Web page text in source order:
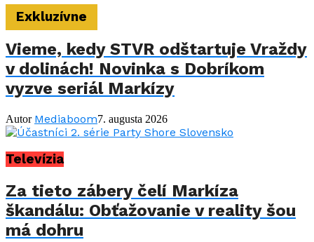
Exkluzívne
Vieme, kedy STVR odštartuje Vraždy
v dolinách! Novinka s Dobríkom
vyzve seriál Markízy
Autor Mediaboom7. augusta 2026
Televízia
Za tieto zábery čelí Markíza
škandálu: Obťažovanie v reality šou
má dohru